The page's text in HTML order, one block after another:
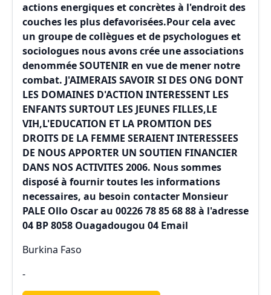
actions energiques et concrètes à l'endroit des
couches les plus defavorisées.Pour cela avec
un groupe de collègues et de psychologues et
sociologues nous avons crée une associations
denommée SOUTENIR en vue de mener notre
combat. J'AIMERAIS SAVOIR SI DES ONG DONT
LES DOMAINES D'ACTION INTERESSENT LES
ENFANTS SURTOUT LES JEUNES FILLES,LE
VIH,L'EDUCATION ET LA PROMTION DES
DROITS DE LA FEMME SERAIENT INTERESSEES
DE NOUS APPORTER UN SOUTIEN FINANCIER
DANS NOS ACTIVITES 2006. Nous sommes
disposé à fournir toutes les informations
necessaires, au besoin contacter Monsieur
PALE Ollo Oscar au 00226 78 85 68 88 à l'adresse
04 BP 8058 Ouagadougou 04 Email
Burkina Faso
-